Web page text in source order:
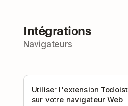
Intégrations
Navigateurs
Utiliser l'extension Todoist
sur votre navigateur Web